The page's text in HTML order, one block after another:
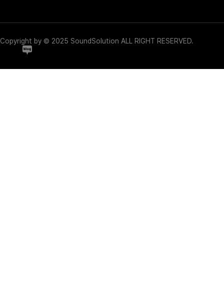
Copyright by © 2025 SoundSolution ALL RIGHT RESERVED.